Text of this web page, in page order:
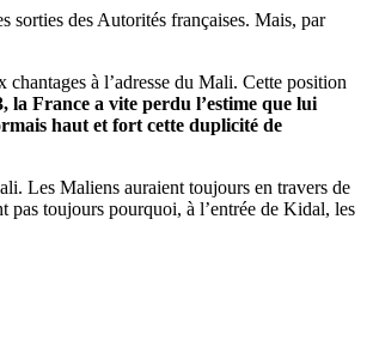
sorties des Autorités françaises. Mais, par
à l’adresse du Mali. Cette position
la France a vite perdu l’estime que lui
haut et fort cette duplicité de
Les Maliens auraient toujours en travers de
toujours pourquoi, à l’entrée de Kidal, les